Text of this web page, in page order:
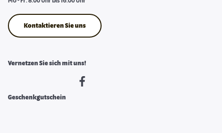
Kontaktieren Sie uns
Vernetzen Sie sich mit uns!
Geschenkgutschein